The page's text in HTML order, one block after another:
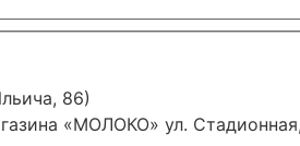
86)
«МОЛОКО» ул.